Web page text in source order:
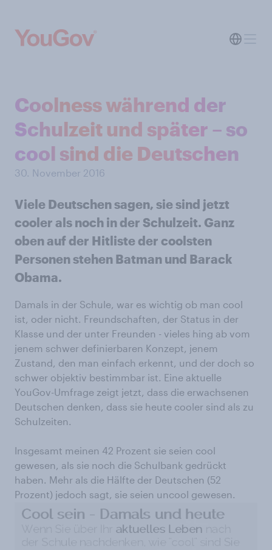
Coolness während der
Schulzeit und später – so
cool sind die Deutschen
30. November 2016
Viele Deutschen sagen, sie sind jetzt
cooler als noch in der Schulzeit. Ganz
oben auf der Hitliste der coolsten
Personen stehen Batman und Barack
Obama.
Damals in der Schule, war es wichtig ob man cool
ist, oder nicht. Freundschaften, der Status in der
Klasse und der unter Freunden - vieles hing ab vom
jenem schwer definierbaren Konzept, jenem
Zustand, den man einfach erkennt, und der doch so
schwer objektiv bestimmbar ist. Eine aktuelle
YouGov-Umfrage zeigt jetzt, dass die erwachsenen
Deutschen denken, dass sie heute cooler sind als zu
Schulzeiten.
Insgesamt meinen 42 Prozent sie seien cool
gewesen, als sie noch die Schulbank gedrückt
haben. Mehr als die Hälfte der Deutschen (52
Prozent) jedoch sagt, sie seien uncool gewesen.